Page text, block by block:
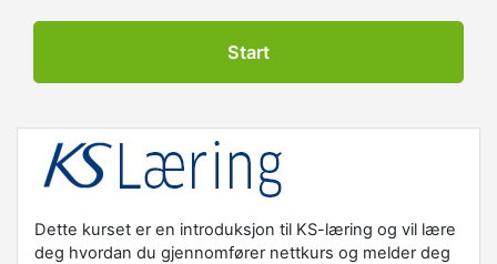
Start
Dette kurset er en introduksjon til KS-læring og vil lære
deg hvordan du gjennomfører nettkurs og melder deg